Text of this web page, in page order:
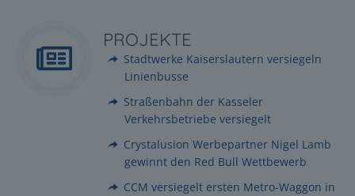
PROJEKTE
Stadtwerke Kaiserslautern versiegeln
Linienbusse
Straßenbahn der Kasseler
Verkehrsbetriebe versiegelt
Crystalusion Werbepartner Nigel Lamb
gewinnt den Red Bull Wettbewerb
CCM versiegelt ersten Metro-Waggon in